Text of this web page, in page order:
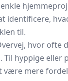
identificere,
til.
hvor ofte
Til hyppige eller
være mere